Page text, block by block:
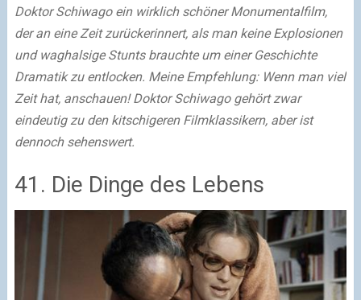
Doktor Schiwago ein wirklich schöner Monumentalfilm,
der an eine Zeit zurückerinnert, als man keine Explosionen
und waghalsige Stunts brauchte um einer Geschichte
Dramatik zu entlocken. Meine Empfehlung: Wenn man viel
Zeit hat, anschauen! Doktor Schiwago gehört zwar
eindeutig zu den kitschigeren Filmklassikern, aber ist
dennoch sehenswert.
41. Die Dinge des Lebens